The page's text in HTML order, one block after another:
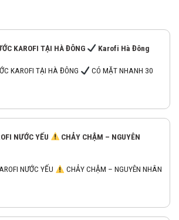
KAROFI TẠI HÀ ĐÔNG Karofi Hà Đông
KAROFI TẠI HÀ ĐÔNG
CÓ MẶT NHANH 30
NƯỚC YẾU
CHẢY CHẬM – NGUYÊN
NƯỚC YẾU
CHẢY CHẬM – NGUYÊN NHÂN